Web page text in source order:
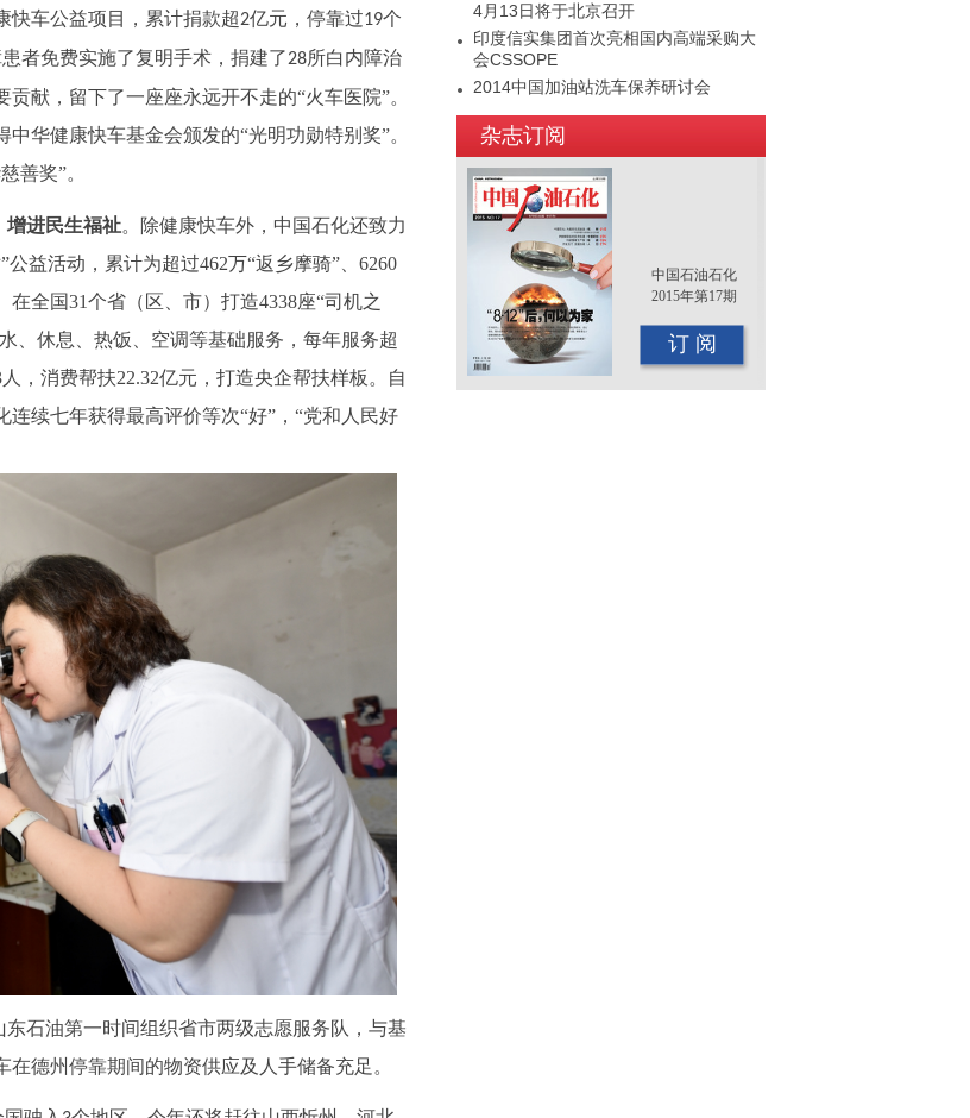
快车公益项目，累计捐款超2亿元，停靠过19个
者免费实施了复明手术，捐建了28所白内障治
献，留下了一座座永远开不走的“火车医院”。
华健康快车基金会颁发的“光明功勋特别奖”。
善奖”。
增进民生福祉。除健康快车外，中国石化还致力
益活动，累计为超过462万“返乡摩骑”、6260
全国31个省（区、市）打造4338座“司机之
、休息、热饭、空调等基础服务，每年服务超
，消费帮扶22.32亿元，打造央企帮扶样板。自
续七年获得最高评价等次“好”，“党和人民好
石油第一时间组织省市两级志愿服务队，与基
德州停靠期间的物资供应及人手储备充足。
4月13日将于北京召开
印度信实集团首次亮相国内高端采购大
会CSSOPE
2014中国加油站洗车保养研讨会
2015年（第十二届）中国国际油品行业
年终大会即将召开
杂志订阅
中国石油石化
2015年第17期
订 阅